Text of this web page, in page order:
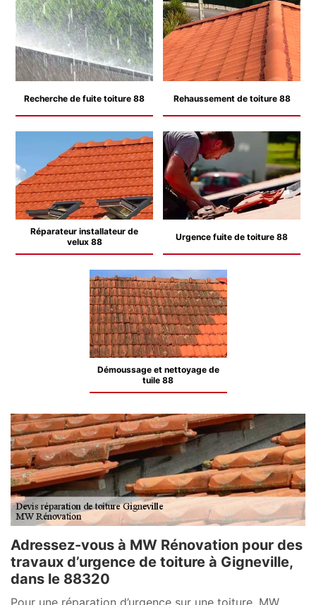
Recherche de fuite toiture 88 Rehaussement de toiture 88
Réparateur installateur de
velux 88
Urgence fuite de toiture 88
Démoussage et nettoyage de
tuile 88
Adressez-vous à MW Rénovation pour des
travaux d’urgence de toiture à Gigneville,
dans le 88320
Pour une réparation d’urgence sur une toiture, MW